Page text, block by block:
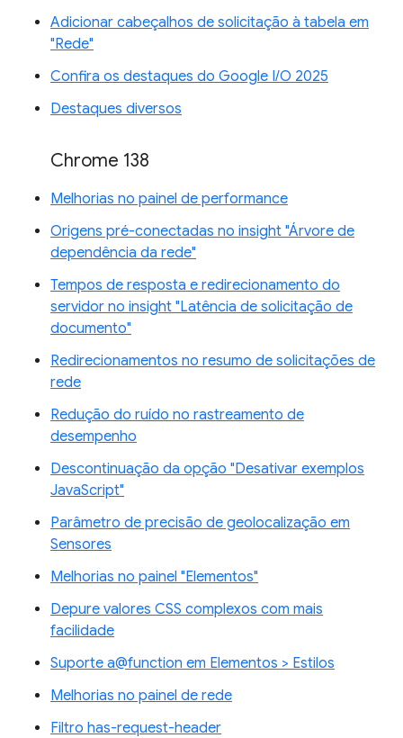
Adicionar cabeçalhos de solicitação à tabela em
"Rede"
Confira os destaques do Google I/O 2025
Destaques diversos
Chrome 138
Melhorias no painel de performance
Origens pré-conectadas no insight "Árvore de
dependência da rede"
Tempos de resposta e redirecionamento do
servidor no insight "Latência de solicitação de
documento"
Redirecionamentos no resumo de solicitações de
rede
Redução do ruído no rastreamento de
desempenho
Descontinuação da opção "Desativar exemplos
JavaScript"
Parâmetro de precisão de geolocalização em
Sensores
Melhorias no painel "Elementos"
Depure valores CSS complexos com mais
facilidade
Suporte a@function em Elementos > Estilos
Melhorias no painel de rede
Filtro has-request-header